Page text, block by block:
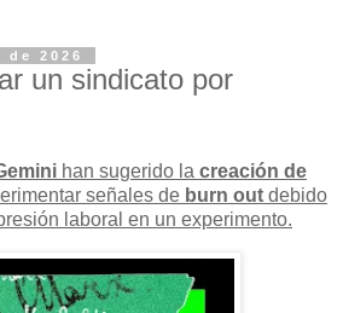
de 2026
un sindicato por
han sugerido la creación de
señales de burn out debido
laboral en un experimento.